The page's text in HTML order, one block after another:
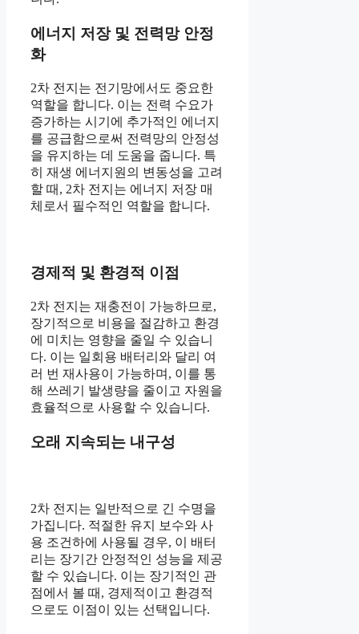
에너지 저장 및 전력망 안정
화
2차 전지는 전기망에서도 중요한
역할을 합니다. 이는 전력 수요가
증가하는 시기에 추가적인 에너지
를 공급함으로써 전력망의 안정성
을 유지하는 데 도움을 줍니다. 특
히 재생 에너지원의 변동성을 고려
할 때, 2차 전지는 에너지 저장 매
체로서 필수적인 역할을 합니다.
경제적 및 환경적 이점
2차 전지는 재충전이 가능하므로,
장기적으로 비용을 절감하고 환경
에 미치는 영향을 줄일 수 있습니
다. 이는 일회용 배터리와 달리 여
러 번 재사용이 가능하며, 이를 통
해 쓰레기 발생량을 줄이고 자원을
효율적으로 사용할 수 있습니다.
오래 지속되는 내구성
2차 전지는 일반적으로 긴 수명을
가집니다. 적절한 유지 보수와 사
용 조건하에 사용될 경우, 이 배터
리는 장기간 안정적인 성능을 제공
할 수 있습니다. 이는 장기적인 관
점에서 볼 때, 경제적이고 환경적
으로도 이점이 있는 선택입니다.